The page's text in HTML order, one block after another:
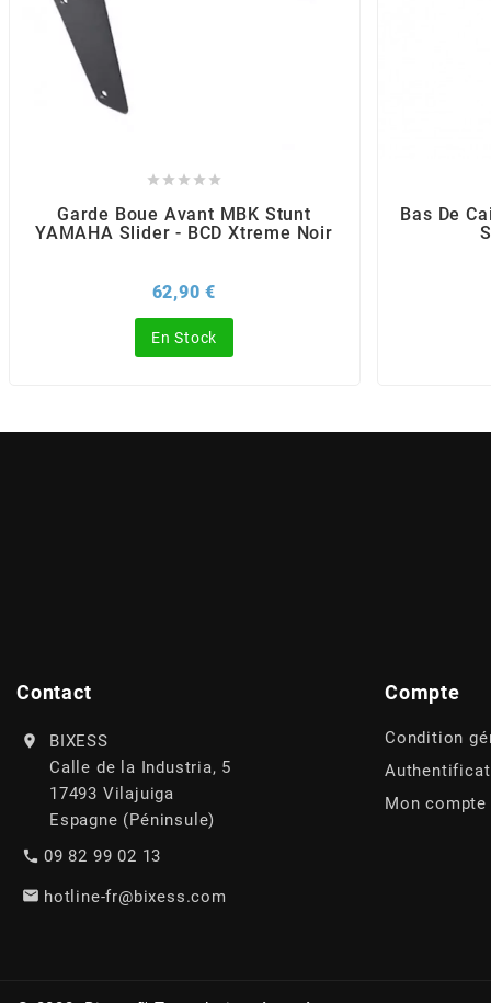
BRAIH
BRIDGESTONE
BUZZETTI
CARENZI
CIF
CL BRAKES
CONTI
COOCASE
    
Garde Boue Avant MBK Stunt
YAMAHA Slider - BCD Xtreme Noir
62,90 €
En Stock
Bas De
Contact
BIXESS
Calle de la Industria, 5
17493 Vilajuiga
Espagne (Péninsule)
09 82 99 02 13
hotline-fr@bixess.com
Compte
Condition
Mon compte